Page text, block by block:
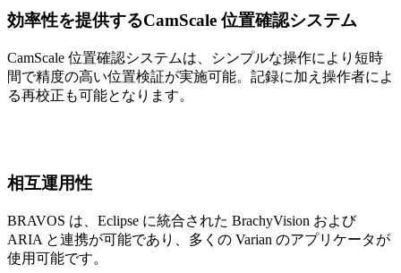
効率性を提供するCamScale 位置確認システム
CamScale 位置確認システムは、シンプルな操作により短時
間で精度の高い位置検証が実施可能。記録に加え操作者によ
る再校正も可能となります。
相互運用性
BRAVOS は、Eclipse に統合された BrachyVision および
ARIA と連携が可能であり、多くの Varian のアプリケータが
使用可能です。